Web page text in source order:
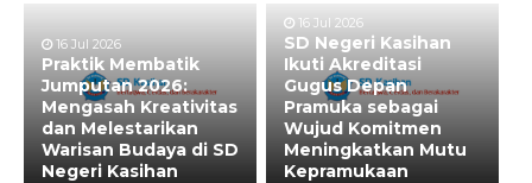
16 Jul 2026
Praktik Membatik
Jumputan 2026:
Mengasah Kreativitas
dan Melestarikan
Warisan Budaya di SD
Negeri Kasihan
16 Jul 2026
SD Negeri Kasihan
Ikuti Akreditasi
Gugus Depan
Pramuka sebagai
Wujud Komitmen
Meningkatkan Mutu
Kepramukaan